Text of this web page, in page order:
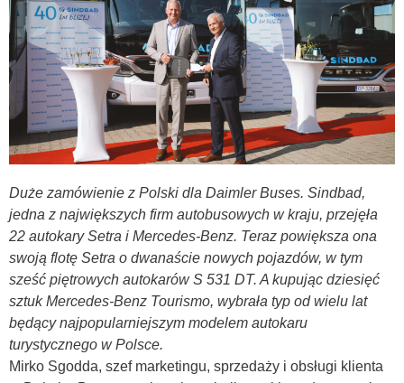
Duże zamówienie z Polski dla Daimler Buses. Sindbad,
jedna z największych firm autobusowych w kraju, przejęła
22 autokary Setra i Mercedes-Benz. Teraz powiększa ona
swoją flotę Setra o dwanaście nowych pojazdów, w tym
sześć piętrowych autokarów S 531 DT. A kupując dziesięć
sztuk Mercedes-Benz Tourismo, wybrała typ od wielu lat
będący najpopularniejszym modelem autokaru
turystycznego w Polsce.
Mirko Sgodda, szef marketingu, sprzedaży i obsługi klienta